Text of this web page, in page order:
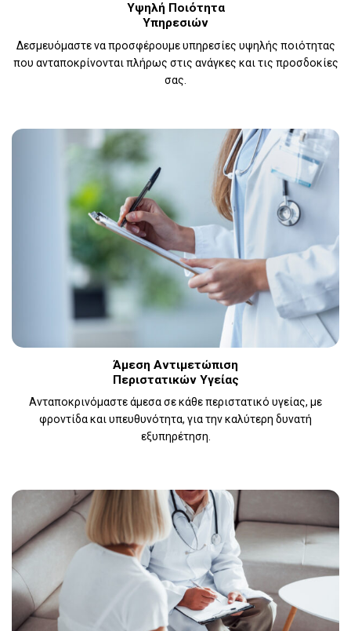
Υψηλή Ποιότητα
Υπηρεσιών
Δεσμευόμαστε να προσφέρουμε υπηρεσίες υψηλής ποιότητας
που ανταποκρίνονται πλήρως στις ανάγκες και τις προσδοκίες
σας.
Άμεση Αντιμετώπιση
Περιστατικών Υγείας
Ανταποκρινόμαστε άμεσα σε κάθε περιστατικό υγείας, με
φροντίδα και υπευθυνότητα, για την καλύτερη δυνατή
εξυπηρέτηση.